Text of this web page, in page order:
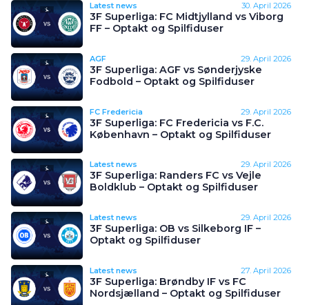
Latest news 30. April 2026
3F Superliga: FC Midtjylland vs Viborg
FF – Optakt og Spilfiduser
AGF 29. April 2026
3F Superliga: AGF vs Sønderjyske
Fodbold – Optakt og Spilfiduser
FC Fredericia 29. April 2026
3F Superliga: FC Fredericia vs F.C.
København – Optakt og Spilfiduser
Latest news 29. April 2026
3F Superliga: Randers FC vs Vejle
Boldklub – Optakt og Spilfiduser
Latest news 29. April 2026
3F Superliga: OB vs Silkeborg IF –
Optakt og Spilfiduser
Latest news 27. April 2026
3F Superliga: Brøndby IF vs FC
Nordsjælland – Optakt og Spilfiduser